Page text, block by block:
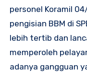
personel Koramil
pengisian BBM di
lebih tertib dan
memperoleh
adanya gangguan